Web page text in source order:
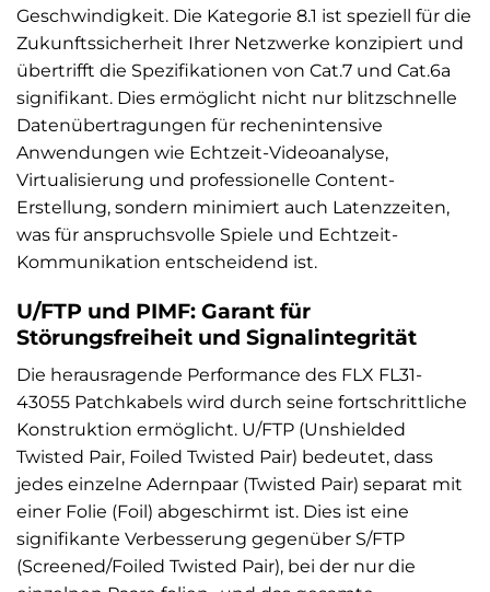
Geschwindigkeit. Die Kategorie 8.1 ist speziell für die
Zukunftssicherheit Ihrer Netzwerke konzipiert und
übertrifft die Spezifikationen von Cat.7 und Cat.6a
signifikant. Dies ermöglicht nicht nur blitzschnelle
Datenübertragungen für rechenintensive
Anwendungen wie Echtzeit-Videoanalyse,
Virtualisierung und professionelle Content-
Erstellung, sondern minimiert auch Latenzzeiten,
was für anspruchsvolle Spiele und Echtzeit-
Kommunikation entscheidend ist.
U/FTP und PIMF: Garant für
Störungsfreiheit und Signalintegrität
Die herausragende Performance des FLX FL31-
43055 Patchkabels wird durch seine fortschrittliche
Konstruktion ermöglicht. U/FTP (Unshielded
Twisted Pair, Foiled Twisted Pair) bedeutet, dass
jedes einzelne Adernpaar (Twisted Pair) separat mit
einer Folie (Foil) abgeschirmt ist. Dies ist eine
signifikante Verbesserung gegenüber S/FTP
(Screened/Foiled Twisted Pair), bei der nur die